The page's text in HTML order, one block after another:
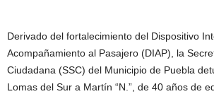
Derivado del fortalecimiento del Dispositivo
Acompañamiento al Pasajero (DIAP), la
Ciudadana (SSC) del Municipio de Puebla
Lomas del Sur a Martín “N.”, de 40 años de